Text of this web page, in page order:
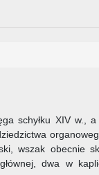
schyłku XIV w.,
wszak obecnie
dwa w